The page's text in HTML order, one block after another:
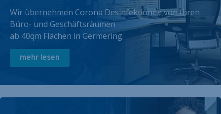
Wir übernehmen Corona Desinfektionen von Ihren
Büro- und Geschäftsräumen
ab 40qm Flächen in Germering.
mehr lesen